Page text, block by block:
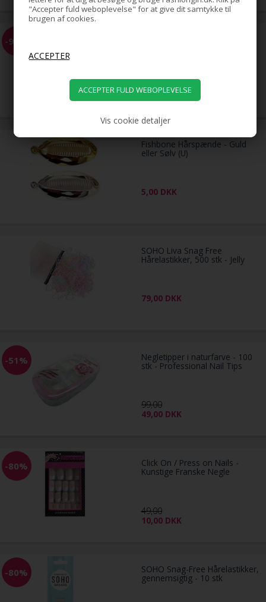
"Accepter fuld weboplevelse" for at give dit samtykke til
brugen af cookies.
Vis cookie detaljer
-95%
39,00
2,00 DKK
Fishbone Hårspænde - Guld
eller Sølv (U)
5,00 DKK
SOHO Liva Snag Free
Hårelastikker, 500 stk - Jelly
79,00 DKK
-51% Negletipper i naturfarve - 100
stk - Professional Nail Tips
99,00
49,00 DKK
-80% Click On / Press on Nails -
Kunstige Franske Negle
49,00
10,00 DKK
-80% SOHO Snag-Free Hårelastikker,
gennemsigtig - 10 stk